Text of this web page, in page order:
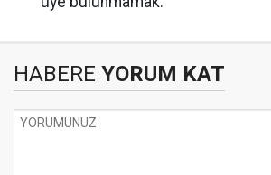
HABERE YORUM KAT